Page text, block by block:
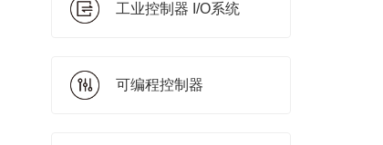
工业控制器 I/O系统
可编程控制器